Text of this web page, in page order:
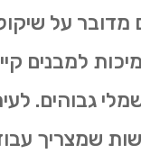
מדובר על
למבנים
גבוהים.
שמצריך